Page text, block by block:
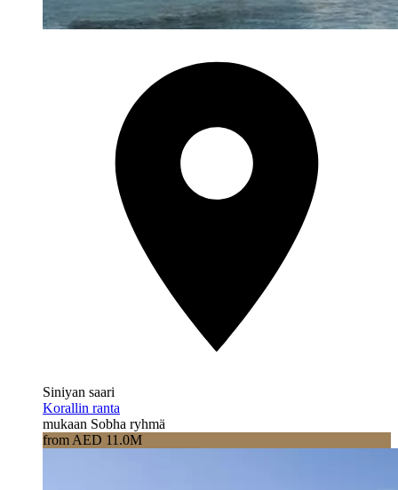
Siniyan saari
Korallin ranta
mukaan Sobha ryhmä
from AED 11.0M